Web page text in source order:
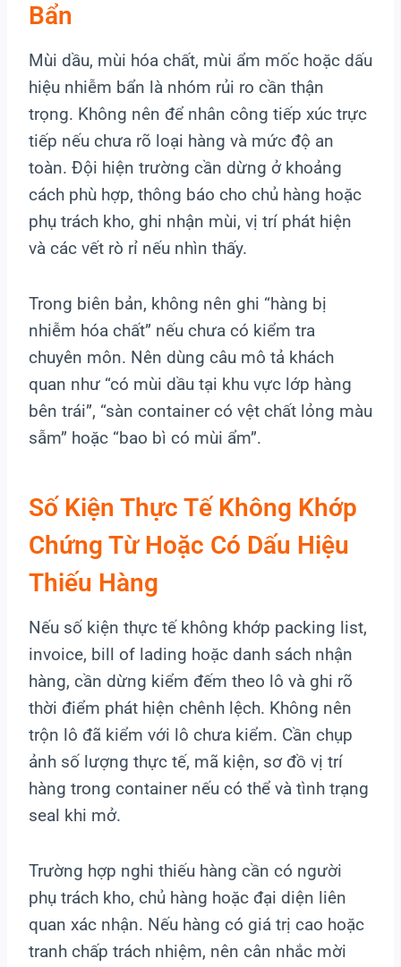
Bẩn
Mùi dầu, mùi hóa chất, mùi ẩm mốc hoặc dấu
hiệu nhiễm bẩn là nhóm rủi ro cần thận
trọng. Không nên để nhân công tiếp xúc trực
tiếp nếu chưa rõ loại hàng và mức độ an
toàn. Đội hiện trường cần dừng ở khoảng
cách phù hợp, thông báo cho chủ hàng hoặc
phụ trách kho, ghi nhận mùi, vị trí phát hiện
và các vết rò rỉ nếu nhìn thấy.
Trong biên bản, không nên ghi “hàng bị
nhiễm hóa chất” nếu chưa có kiểm tra
chuyên môn. Nên dùng câu mô tả khách
quan như “có mùi dầu tại khu vực lớp hàng
bên trái”, “sàn container có vệt chất lỏng màu
sẫm” hoặc “bao bì có mùi ẩm”.
Số Kiện Thực Tế Không Khớp
Chứng Từ Hoặc Có Dấu Hiệu
Thiếu Hàng
Nếu số kiện thực tế không khớp packing list,
invoice, bill of lading hoặc danh sách nhận
hàng, cần dừng kiểm đếm theo lô và ghi rõ
thời điểm phát hiện chênh lệch. Không nên
trộn lô đã kiểm với lô chưa kiểm. Cần chụp
ảnh số lượng thực tế, mã kiện, sơ đồ vị trí
hàng trong container nếu có thể và tình trạng
seal khi mở.
Trường hợp nghi thiếu hàng cần có người
phụ trách kho, chủ hàng hoặc đại diện liên
quan xác nhận. Nếu hàng có giá trị cao hoặc
tranh chấp trách nhiệm, nên cân nhắc mời